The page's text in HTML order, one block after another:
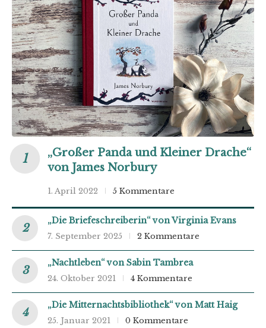
„Großer Panda und Kleiner Drache“
von James Norbury
1. April 2022 5 Kommentare
„Die Briefeschreiberin“ von Virginia Evans
7. September 2025 2 Kommentare
„Nachtleben“ von Sabin Tambrea
24. Oktober 2021 4 Kommentare
„Die Mitternachtsbibliothek“ von Matt Haig
25. Januar 2021 0 Kommentare